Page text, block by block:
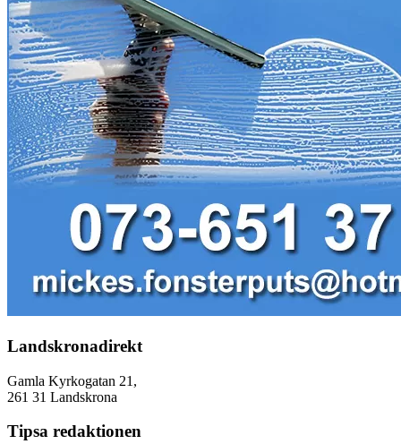
Landskronadirekt
Gamla Kyrkogatan 21,
261 31 Landskrona
Tipsa redaktionen